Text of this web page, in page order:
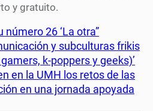
y gratuito.
número 26 ‘La otra”
y subculturas frikis
k-poppers y geeks)’
en la UMH los retos de las
en una jornada apoyada